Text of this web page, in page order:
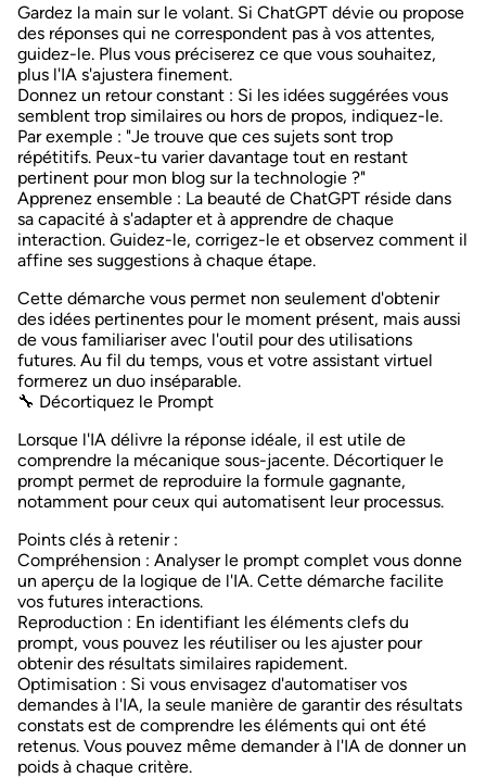
Gardez la main sur le volant. Si ChatGPT dévie ou propose
des réponses qui ne correspondent pas à vos attentes,
guidez-le. Plus vous préciserez ce que vous souhaitez,
plus l'IA s'ajustera finement.
Donnez un retour constant : Si les idées suggérées vous
semblent trop similaires ou hors de propos, indiquez-le.
Par exemple : "Je trouve que ces sujets sont trop
répétitifs. Peux-tu varier davantage tout en restant
pertinent pour mon blog sur la technologie ?"
Apprenez ensemble : La beauté de ChatGPT réside dans
sa capacité à s'adapter et à apprendre de chaque
interaction. Guidez-le, corrigez-le et observez comment il
affine ses suggestions à chaque étape.
Cette démarche vous permet non seulement d'obtenir
des idées pertinentes pour le moment présent, mais aussi
de vous familiariser avec l'outil pour des utilisations
futures. Au fil du temps, vous et votre assistant virtuel
formerez un duo inséparable.
🔧 Décortiquez le Prompt
Lorsque l'IA délivre la réponse idéale, il est utile de
comprendre la mécanique sous-jacente. Décortiquer le
prompt permet de reproduire la formule gagnante,
notamment pour ceux qui automatisent leur processus.
Points clés à retenir :
Compréhension : Analyser le prompt complet vous donne
un aperçu de la logique de l'IA. Cette démarche facilite
vos futures interactions.
Reproduction : En identifiant les éléments clefs du
prompt, vous pouvez les réutiliser ou les ajuster pour
obtenir des résultats similaires rapidement.
Optimisation : Si vous envisagez d'automatiser vos
demandes à l'IA, la seule manière de garantir des résultats
constats est de comprendre les éléments qui ont été
retenus. Vous pouvez même demander à l'IA de donner un
poids à chaque critère.